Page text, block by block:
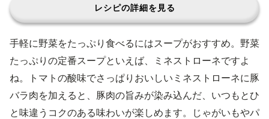
レシピの詳細を見る
手軽に野菜をたっぷり食べるにはスープがおすすめ。野菜
たっぷりの定番スープといえば、ミネストローネですよ
ね。トマトの酸味でさっぱりおいしいミネストローネに豚
バラ肉を加えると、豚肉の旨みが染み込んだ、いつもとひ
と味違うコクのある味わいが楽しめます。じゃがいもやパ